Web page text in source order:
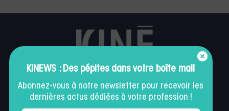
KINEWS : Des pépites dans votre boîte mail
Abonnez-vous à notre newsletter pour recevoir les
dernières actus dédiées à votre profession !